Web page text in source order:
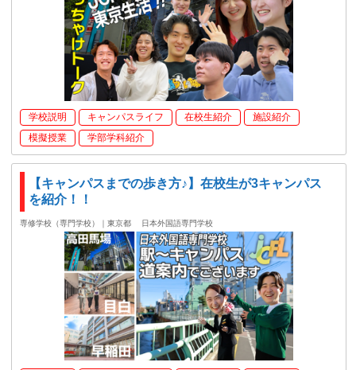
学校説明 キャンパスライフ 在校生紹介
施設紹介
模擬授業
学部学科紹介
【キャンパスまでの歩き方♪】在校生が3キャンパス
を紹介！！
専修学校（専門学校）｜東京都 日本外国語専門学校